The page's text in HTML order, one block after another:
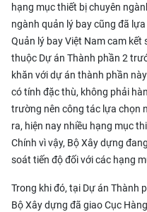
hạng mục thiết bị chuyên
ngành quản lý bay cũng đã
Quản lý bay Việt Nam cam
thuộc Dự án Thành phần 2
khăn với dự án thành phần
có tính đặc thù, không phải
trường nên công tác lựa chọn
ra, hiện nay nhiều hạng mục
Chính vì vậy, Bộ Xây dựng
soát tiến độ đối với các hạng
Trong khi đó, tại Dự án Thành
Bộ Xây dựng đã giao Cục